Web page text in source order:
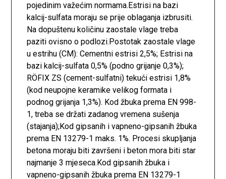
pojedinim važećim normama.Estrisi na bazi
kalcij-sulfata moraju se prije oblaganja izbrusiti.
Na dopuštenu količinu zaostale vlage treba
paziti ovisno o podlozi.Postotak zaostale vlage
u estrihu (CM): Cementni estrisi 2,5%; Estrisi na
bazi kalcij-sulfata 0,5% (podno grijanje 0,3%);
RÖFIX ZS (cement-sulfatni) tekući estrisi 1,8%
(kod neupojne keramike velikog formata i
podnog grijanja 1,3%). Kod žbuka prema EN 998-
1, treba se držati zadanog vremena sušenja
(stajanja);Kod gipsanih i vapneno-gipsanih žbuka
prema EN 13279-1 maks. 1%. Procesi skupljanja
betona moraju biti završeni i beton mora biti star
najmanje 3 mjeseca.Kod gipsanih žbuka i
vapneno-gipsanih žbuka prema EN 13279-1